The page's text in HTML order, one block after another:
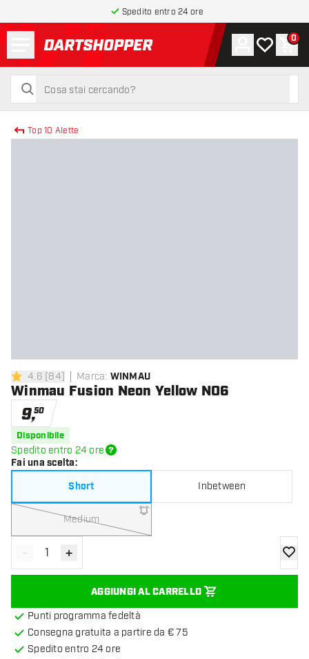
Spedito entro 24 ore
torna alla home page
cerca
cerca
Account
La mia0
Top 10 Alette
4.6 stelle di valutazione
4.6 [84] Marca: WINMAU
Winmau Fusion Neon Yellow NO6
9,50
Disponibile
Spedito entro 24 ore
Fai una scelta:
Short
Inbetween
Medium
Diminuisci quantità
- Aumenta quantità
+
AGGIUNGI AL CARRELLO
Punti programma fedeltà
Consegna gratuita a partire da € 75
Spedito entro 24 ore